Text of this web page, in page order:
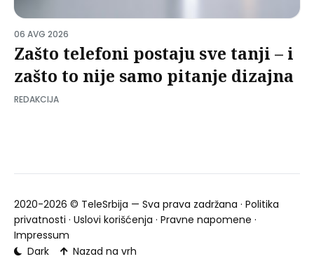
06 AVG 2026
Zašto telefoni postaju sve tanji – i
zašto to nije samo pitanje dizajna
REDAKCIJA
2020-2026 © TeleSrbija — Sva prava zadržana · Politika
privatnosti · Uslovi korišćenja · Pravne napomene ·
Impressum
Dark
Nazad na vrh